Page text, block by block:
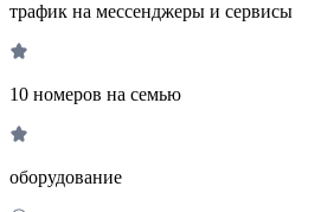
трафик на мессенджеры и сервисы
10 номеров на семью
оборудование